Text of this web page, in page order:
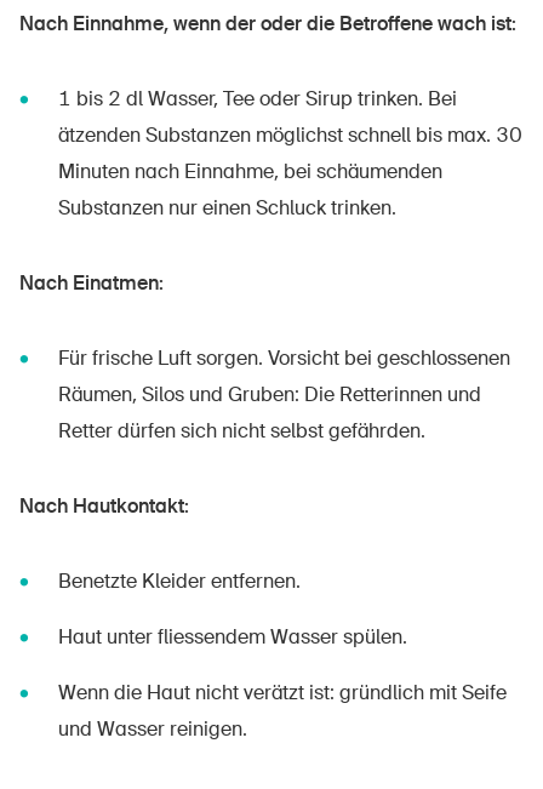
Nach Einnahme, wenn der oder die Betroffene wach ist:
1 bis 2 dl Wasser, Tee oder Sirup trinken. Bei
ätzenden Substanzen möglichst schnell bis max. 30
Minuten nach Einnahme, bei schäumenden
Substanzen nur einen Schluck trinken.
Nach Einatmen:
Für frische Luft sorgen. Vorsicht bei geschlossenen
Räumen, Silos und Gruben: Die Retterinnen und
Retter dürfen sich nicht selbst gefährden.
Nach Hautkontakt:
Benetzte Kleider entfernen.
Haut unter fliessendem Wasser spülen.
Wenn die Haut nicht verätzt ist: gründlich mit Seife
und Wasser reinigen.